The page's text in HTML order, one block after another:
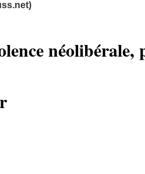
néolibérale,